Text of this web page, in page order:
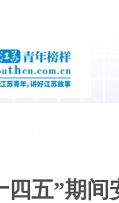
四五”期间